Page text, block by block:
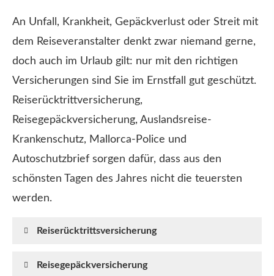
An Unfall, Krankheit, Gepäckverlust oder Streit mit
dem Reiseveranstalter denkt zwar niemand gerne,
doch auch im Urlaub gilt: nur mit den richtigen
Versicherungen sind Sie im Ernstfall gut geschützt.
Reiserücktrittversicherung,
Reisegepäckversicherung, Auslandsreise-
Krankenschutz, Mallorca-Police und
Autoschutzbrief sorgen dafür, dass aus den
schönsten Tagen des Jahres nicht die teuersten
werden.
Reiserücktrittsversicherung
Reisegepäckversicherung